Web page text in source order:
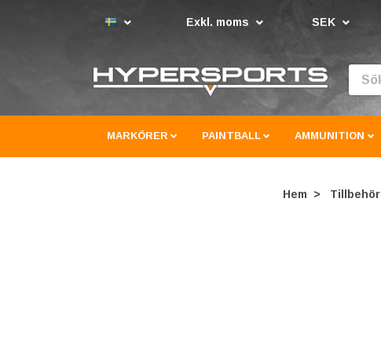
Exkl. moms SEK
MARKÖRER PAINTBALL AMMUNITION
Hem Tillbehör